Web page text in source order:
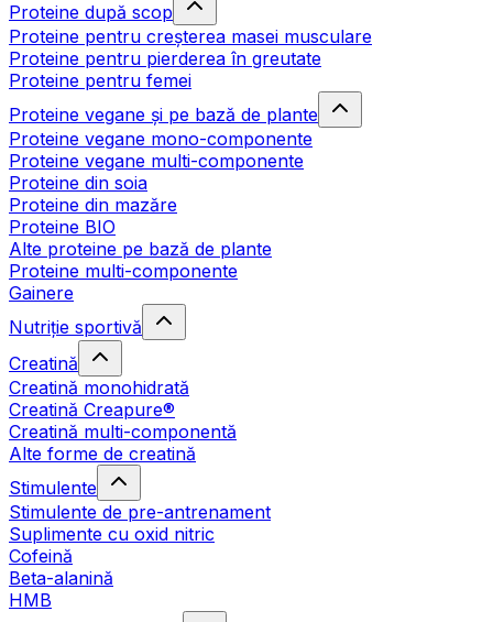
Proteine după scop
Proteine pentru creșterea masei musculare
Proteine pentru pierderea în greutate
Proteine pentru femei
Proteine vegane și pe bază de plante
Proteine vegane mono-componente
Proteine vegane multi-componente
Proteine din soia
Proteine din mazăre
Proteine BIO
Alte proteine pe bază de plante
Proteine multi-componente
Gainere
Nutriție sportivă
Creatină
Creatină monohidrată
Creatină Creapure®
Creatină multi-componentă
Alte forme de creatină
Stimulente
Stimulente de pre-antrenament
Suplimente cu oxid nitric
Cofeină
Beta-alanină
HMB